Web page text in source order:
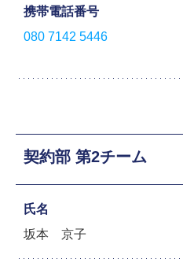
携帯電話番号
080 7142 5446
契約部 第2チーム
氏名
坂本 京子